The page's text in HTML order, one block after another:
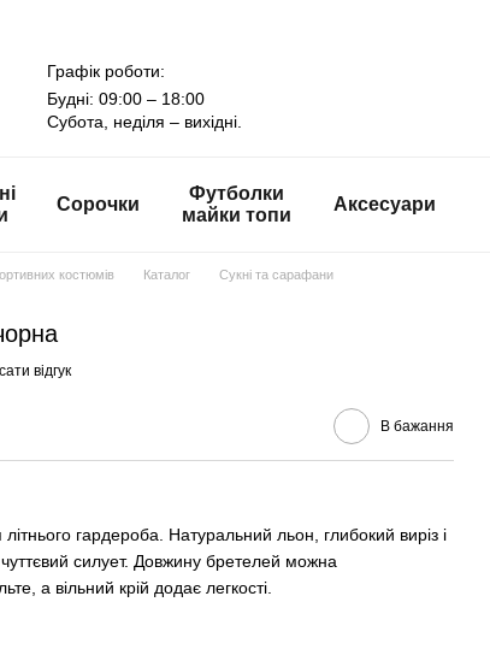
Графік роботи:
Будні: 09:00 – 18:00
Субота, неділя – вихідні.
Сорочки
Футболки
майки топи
Аксесуари
костюмів Каталог
Сукні та сарафани
відгук
В бажання
гардероба. Натуральний льон, глибокий виріз і
чуттєвий силует. Довжину бретелей можна
а вільний крій додає легкості.